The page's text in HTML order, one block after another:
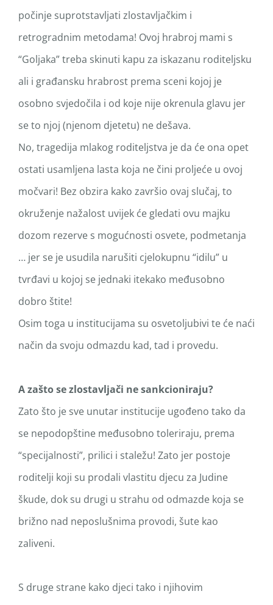
počinje suprotstavljati zlostavljačkim i
retrogradnim metodama! Ovoj hrabroj mami s
“Goljaka” treba skinuti kapu za iskazanu roditeljsku
ali i građansku hrabrost prema sceni kojoj je
osobno svjedočila i od koje nije okrenula glavu jer
se to njoj (njenom djetetu) ne dešava.
No, tragedija mlakog roditeljstva je da će ona opet
ostati usamljena lasta koja ne čini proljeće u ovoj
močvari! Bez obzira kako završio ovaj slučaj, to
okruženje nažalost uvijek će gledati ovu majku
dozom rezerve s mogućnosti osvete, podmetanja
… jer se je usudila narušiti cjelokupnu “idilu” u
tvrđavi u kojoj se jednaki itekako međusobno
dobro štite!
Osim toga u institucijama su osvetoljubivi te će naći
način da svoju odmazdu kad, tad i provedu.
A zašto se zlostavljači ne sankcioniraju?
Zato što je sve unutar institucije ugođeno tako da
se nepodopštine međusobno toleriraju, prema
“specijalnosti”, prilici i staležu! Zato jer postoje
roditelji koji su prodali vlastitu djecu za Judine
škude, dok su drugi u strahu od odmazde koja se
brižno nad neposlušnima provodi, šute kao
zaliveni.
S druge strane kako djeci tako i njihovim